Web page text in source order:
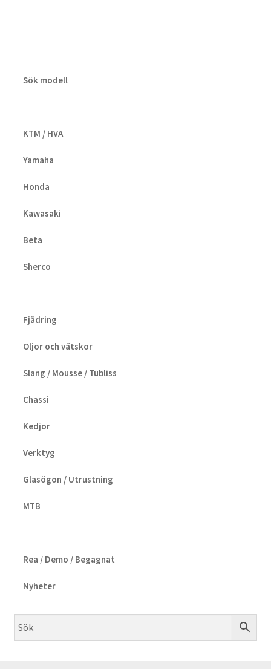
Sök modell
KTM / HVA
Yamaha
Honda
Kawasaki
Beta
Sherco
Fjädring
Oljor och vätskor
Slang / Mousse / Tubliss
Chassi
Kedjor
Verktyg
Glasögon / Utrustning
MTB
Rea / Demo / Begagnat
Nyheter